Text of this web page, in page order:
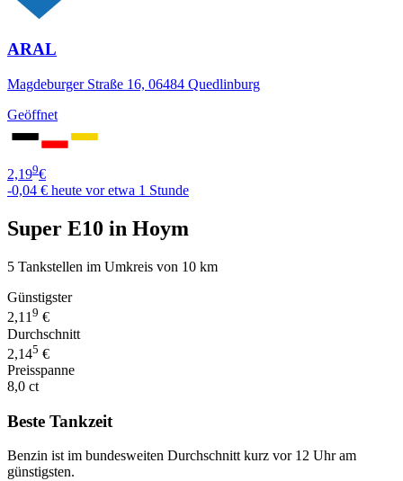
ARAL
Magdeburger Straße 16, 06484 Quedlinburg
Geöffnet
2,199€
-0,04 € heute vor etwa 1 Stunde
Super E10 in Hoym
5 Tankstellen im Umkreis von 10 km
Günstigster
2,119 €
Durchschnitt
2,145 €
Preisspanne
8,0 ct
Beste Tankzeit
Benzin ist im bundesweiten Durchschnitt kurz vor 12 Uhr am
günstigsten.